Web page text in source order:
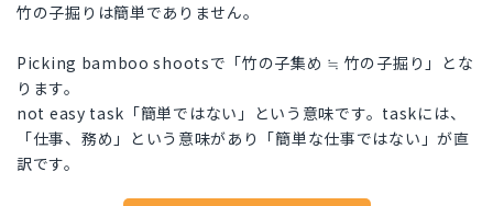
竹の子掘りは簡単でありません。
Picking bamboo shootsで「竹の子集め ≒ 竹の子掘り」とな
ります。
not easy task「簡単ではない」という意味です。taskには、
「仕事、務め」という意味があり「簡単な仕事ではない」が直
訳です。